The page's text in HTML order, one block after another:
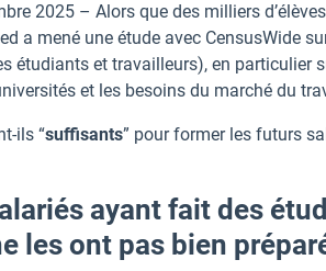
2025 – Alors que des milliers
a mené une étude avec CensusWide
étudiants et travailleurs), en particulier
et les besoins du marché du
ils “suffisants” pour former les futurs
ayant fait des
les ont pas bien